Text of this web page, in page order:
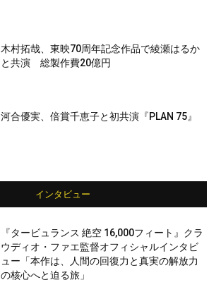
木村拓哉、東映70周年記念作品で綾瀬はるか
と共演 総製作費20億円
河合優実、倍賞千恵子と初共演『PLAN 75』
インタビュー
『タービュランス 絶空 16,000フィート』クラ
ウディオ・ファエ監督オフィシャルインタビ
ュー「本作は、人間の回復力と真実の解放力
の核心へと迫る旅」